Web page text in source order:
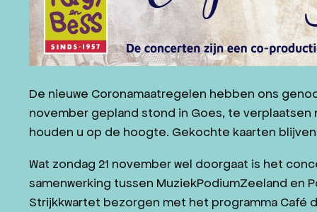
JAZZ IN ZEELAND
CONTACT
WORD VRIEND
NL DE
De nieuwe Coronamaatregelen hebben ons
november gepland stond in Goes, te verplaatsen
houden u op de hoogte. Gekochte kaarten
Wat zondag 21 november wel doorgaat is het
samenwerking tussen MuziekPodiumZeeland en
Strijkkwartet bezorgen met het programma Café